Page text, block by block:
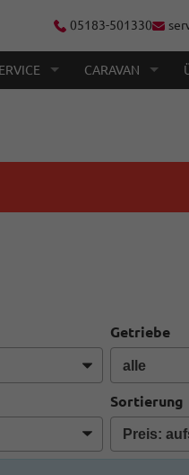
05183-501330
CARAVAN
Getriebe
Sortierung